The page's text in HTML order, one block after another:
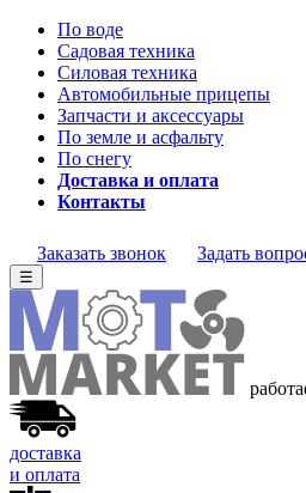
По воде
Садовая техника
Силовая техника
Автомобильные прицепы
Запчасти и аксессуары
По земле и асфальту
По снегу
Доставка и оплата
Контакты
Заказать звонок Задать
☰
доставка
и оплата